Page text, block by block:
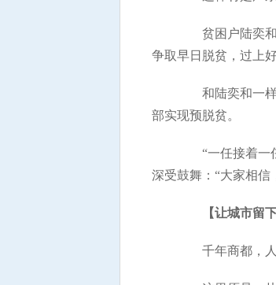
贫困户陆奕和
争取早日脱贫，过上
和陆奕和一样
部实现预脱贫。
“一任接着一任
深受鼓舞：“大家相信
【让城市留
千年商都，人